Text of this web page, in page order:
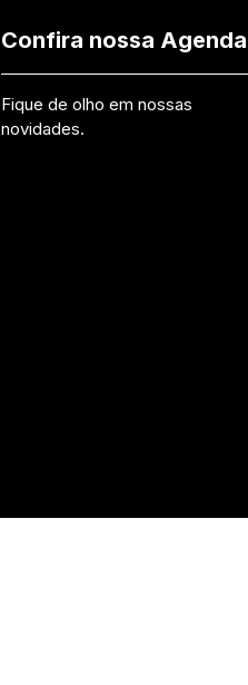
Confira nossa Agenda
Fique de olho em nossas
novidades.